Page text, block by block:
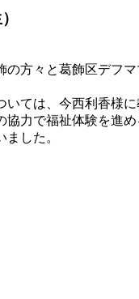
方々と葛飾区デフマ
いては、今西利香様に
力で福祉体験を進
した。